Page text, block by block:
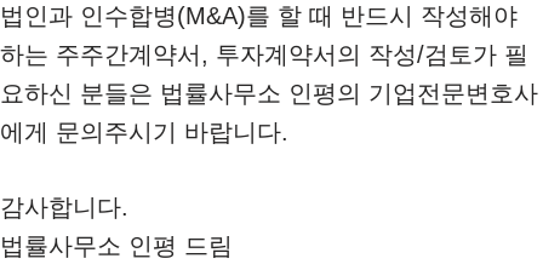
법인과 인수합병(M&A)를 할 때 반드시 작성해야
하는 주주간계약서, 투자계약서의 작성/검토가 필
요하신 분들은 법률사무소 인평의 기업전문변호사
에게 문의주시기 바랍니다.
감사합니다.
법률사무소 인평 드림